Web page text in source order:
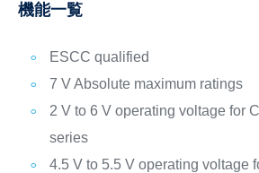
機能一覧
ESCC qualified
7 V Absolute maximum ratings
2 V to 6 V operating voltage for
series
4.5 V to 5.5 V operating voltage